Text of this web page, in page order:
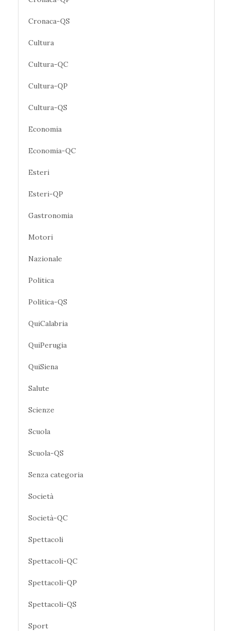
Cronaca-QS
Cultura
Cultura-QC
Cultura-QP
Cultura-QS
Economia
Economia-QC
Esteri
Esteri-QP
Gastronomia
Motori
Nazionale
Politica
Politica-QS
QuiCalabria
QuiPerugia
QuiSiena
Salute
Scienze
Scuola
Scuola-QS
Senza categoria
Società
Società-QC
Spettacoli
Spettacoli-QC
Spettacoli-QP
Spettacoli-QS
Sport